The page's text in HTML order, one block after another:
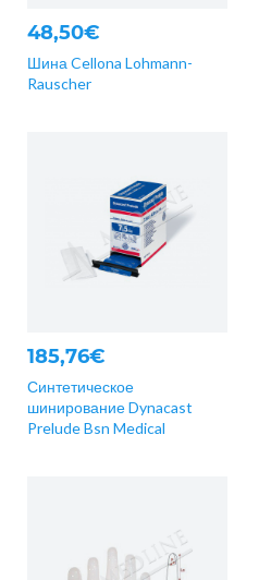
48,50€
Шина Cellona Lohmann-
Rauscher
185,76€
Синтетическое
шинирование Dynacast
Prelude Bsn Medical